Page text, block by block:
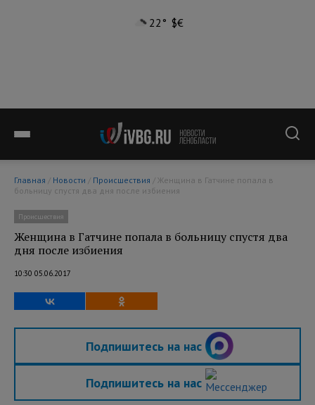
22° $€
Главная / Новости / Происшествия
больницу спустя два дня после избиения
Происшествия
Женщина в Гатчине попала в больницу спустя два
дня после избиения
10:30 05.06.2017
Подпишитесь на нас
Подпишитесь на нас